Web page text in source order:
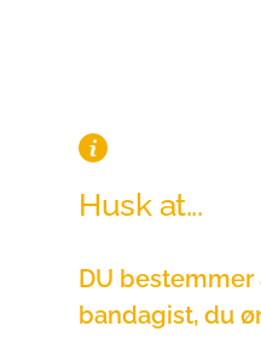
Husk at...
DU
bandagist, du